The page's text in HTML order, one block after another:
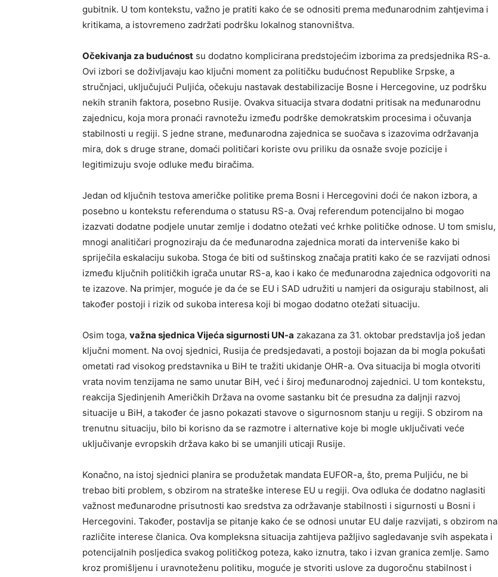
gubitnik. U tom kontekstu, važno je pratiti kako će se odnositi prema međunarodnim zahtjevima i
kritikama, a istovremeno zadržati podršku lokalnog stanovništva.
Očekivanja za budućnost su dodatno komplicirana predstojećim izborima za predsjednika RS-a.
Ovi izbori se doživljavaju kao ključni moment za političku budućnost Republike Srpske, a
stručnjaci, uključujući Puljića, očekuju nastavak destabilizacije Bosne i Hercegovine, uz podršku
nekih stranih faktora, posebno Rusije. Ovakva situacija stvara dodatni pritisak na međunarodnu
zajednicu, koja mora pronaći ravnotežu između podrške demokratskim procesima i očuvanja
stabilnosti u regiji. S jedne strane, međunarodna zajednica se suočava s izazovima održavanja
mira, dok s druge strane, domaći političari koriste ovu priliku da osnaže svoje pozicije i
legitimizuju svoje odluke među biračima.
Jedan od ključnih testova američke politike prema Bosni i Hercegovini doći će nakon izbora, a
posebno u kontekstu referenduma o statusu RS-a. Ovaj referendum potencijalno bi mogao
izazvati dodatne podjele unutar zemlje i dodatno otežati već krhke političke odnose. U tom smislu,
mnogi analitičari prognoziraju da će međunarodna zajednica morati da interveniše kako bi
spriječila eskalaciju sukoba. Stoga će biti od suštinskog značaja pratiti kako će se razvijati odnosi
između ključnih političkih igrača unutar RS-a, kao i kako će međunarodna zajednica odgovoriti na
te izazove. Na primjer, moguće je da će se EU i SAD udružiti u namjeri da osiguraju stabilnost, ali
također postoji i rizik od sukoba interesa koji bi mogao dodatno otežati situaciju.
Osim toga, važna sjednica Vijeća sigurnosti UN-a zakazana za 31. oktobar predstavlja još jedan
ključni moment. Na ovoj sjednici, Rusija će predsjedavati, a postoji bojazan da bi mogla pokušati
ometati rad visokog predstavnika u BiH te tražiti ukidanje OHR-a. Ova situacija bi mogla otvoriti
vrata novim tenzijama ne samo unutar BiH, već i široj međunarodnoj zajednici. U tom kontekstu,
reakcija Sjedinjenih Američkih Država na ovome sastanku bit će presudna za daljnji razvoj
situacije u BiH, a također će jasno pokazati stavove o sigurnosnom stanju u regiji. S obzirom na
trenutnu situaciju, bilo bi korisno da se razmotre i alternative koje bi mogle uključivati veće
uključivanje evropskih država kako bi se umanjili uticaji Rusije.
Konačno, na istoj sjednici planira se produžetak mandata EUFOR-a, što, prema Puljiću, ne bi
trebao biti problem, s obzirom na strateške interese EU u regiji. Ova odluka će dodatno naglasiti
važnost međunarodne prisutnosti kao sredstva za održavanje stabilnosti i sigurnosti u Bosni i
Hercegovini. Također, postavlja se pitanje kako će se odnosi unutar EU dalje razvijati, s obzirom na
različite interese članica. Ova kompleksna situacija zahtijeva pažljivo sagledavanje svih aspekata i
potencijalnih posljedica svakog političkog poteza, kako iznutra, tako i izvan granica zemlje. Samo
kroz promišljenu i uravnoteženu politiku, moguće je stvoriti uslove za dugoročnu stabilnost i